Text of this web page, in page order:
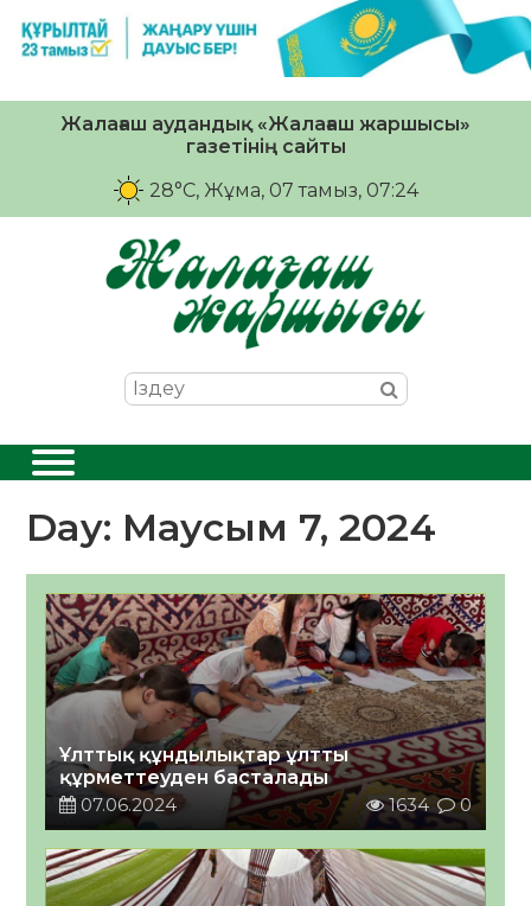
Жалағаш аудандық «Жалағаш жаршысы»
газетінің сайты
28°C, Жұма, 07 тамыз, 07:24
Day: Маусым 7, 2024
Ұлттық құндылықтар ұлтты
құрметтеуден басталады
07.06.2024
1634 0